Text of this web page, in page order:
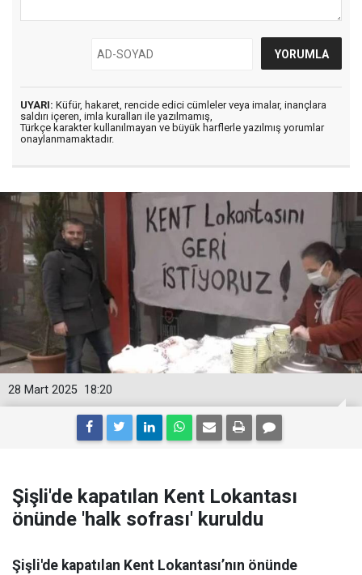
UYARI: Küfür, hakaret, rencide edici cümleler veya imalar, inançlara
saldırı içeren, imla kuralları ile yazılmamış,
Türkçe karakter kullanılmayan ve büyük harflerle yazılmış yorumlar
onaylanmamaktadır.
18:20
28 Mart 2025
Şişli'de kapatılan Kent Lokantası
önünde 'halk sofrası' kuruldu
Şişli'de kapatılan Kent Lokantası’nın önünde